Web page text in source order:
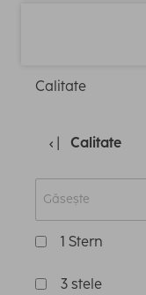
Calitate
Calitate
1 Stern
3 stele